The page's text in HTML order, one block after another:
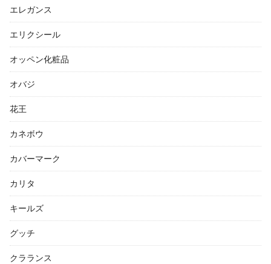
エレガンス
エリクシール
オッペン化粧品
オバジ
花王
カネボウ
カバーマーク
カリタ
キールズ
グッチ
クラランス